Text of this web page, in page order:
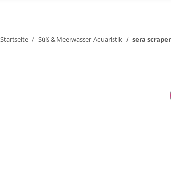
Startseite Süß & Meerwasser-Aquaristik sera scraper